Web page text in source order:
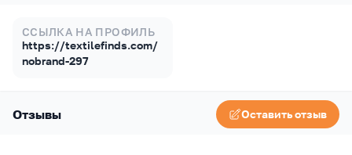
ССЫЛКА НА ПРОФИЛЬ
https://textilefinds.com/
nobrand-297
Отзывы Оставить отзыв